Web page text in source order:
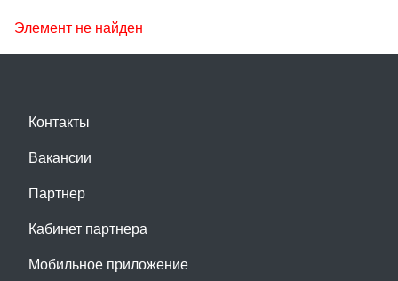
Элемент не найден
Контакты
Вакансии
Партнер
Кабинет партнера
Мобильное приложение